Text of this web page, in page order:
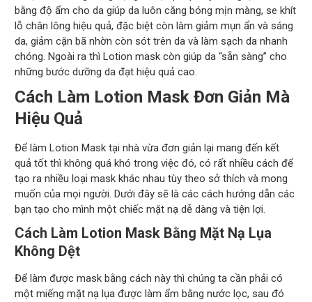
bằng độ ẩm cho da giúp da luôn căng bóng mịn màng, se khít
lỗ chân lông hiệu quả, đặc biệt còn làm giảm mụn ẩn và sáng
da, giảm cặn bã nhờn còn sót trên da và làm sạch da nhanh
chóng. Ngoài ra thì Lotion mask còn giúp da “sẵn sàng” cho
những bước dưỡng da đạt hiệu quả cao.
Cách Làm Lotion Mask Đơn Giản Mà
Hiệu Quả
Để làm Lotion Mask tại nhà vừa đơn giản lại mang đến kết
quả tốt thì không quá khó trong việc đó, có rất nhiều cách để
tạo ra nhiều loại mask khác nhau tùy theo sở thích và mong
muốn của mọi người. Dưới đây sẽ là các cách hướng dẫn các
bạn tạo cho mình một chiếc mặt nạ dễ dàng và tiện lợi.
Cách Làm Lotion Mask Bằng Mặt Nạ Lụa
Không Dệt
Để làm được mask bằng cách này thì chúng ta cần phải có
một miếng mặt nạ lụa được làm ẩm bằng nước lọc, sau đó